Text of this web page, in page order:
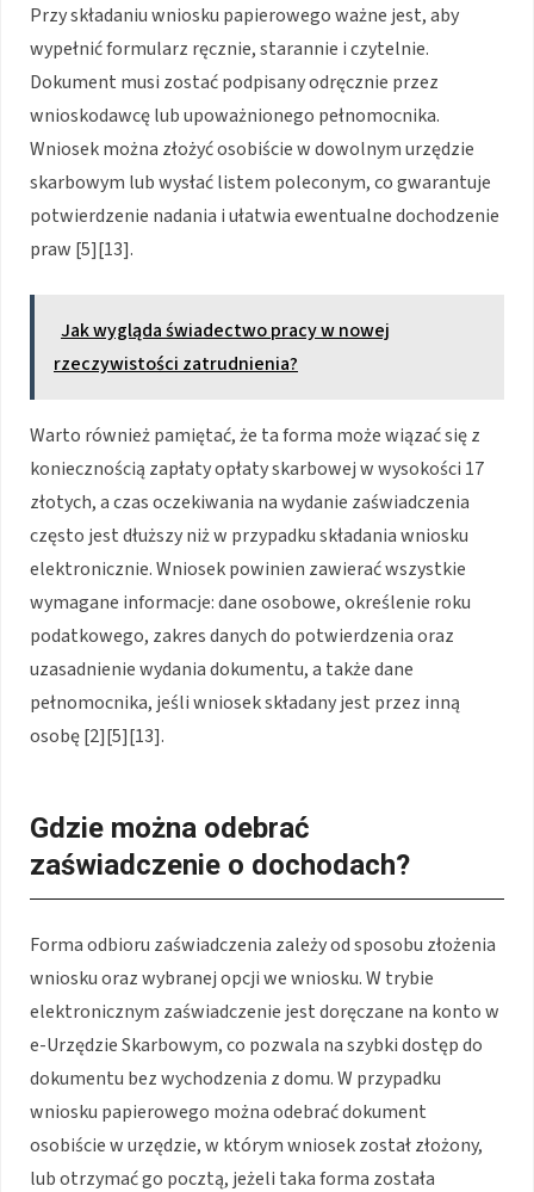
Przy składaniu wniosku papierowego ważne jest, aby
wypełnić formularz ręcznie, starannie i czytelnie.
Dokument musi zostać podpisany odręcznie przez
wnioskodawcę lub upoważnionego pełnomocnika.
Wniosek można złożyć osobiście w dowolnym urzędzie
skarbowym lub wysłać listem poleconym, co gwarantuje
potwierdzenie nadania i ułatwia ewentualne dochodzenie
praw [5][13].
Jak wygląda świadectwo pracy w nowej
rzeczywistości zatrudnienia?
Warto również pamiętać, że ta forma może wiązać się z
koniecznością zapłaty opłaty skarbowej w wysokości 17
złotych, a czas oczekiwania na wydanie zaświadczenia
często jest dłuższy niż w przypadku składania wniosku
elektronicznie. Wniosek powinien zawierać wszystkie
wymagane informacje: dane osobowe, określenie roku
podatkowego, zakres danych do potwierdzenia oraz
uzasadnienie wydania dokumentu, a także dane
pełnomocnika, jeśli wniosek składany jest przez inną
osobę [2][5][13].
Gdzie można odebrać
zaświadczenie o dochodach?
Forma odbioru zaświadczenia zależy od sposobu złożenia
wniosku oraz wybranej opcji we wniosku. W trybie
elektronicznym zaświadczenie jest doręczane na konto w
e-Urzędzie Skarbowym, co pozwala na szybki dostęp do
dokumentu bez wychodzenia z domu. W przypadku
wniosku papierowego można odebrać dokument
osobiście w urzędzie, w którym wniosek został złożony,
lub otrzymać go pocztą, jeżeli taka forma została